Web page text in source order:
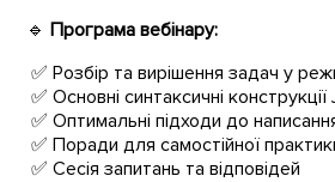
🔹Програма вебінару:
✅ Розбір та вирішення задач у
✅ Основні синтаксичні конструкції
✅ Оптимальні підходи до
✅ Поради для самостійної
✅ Сесія запитань та відповідей